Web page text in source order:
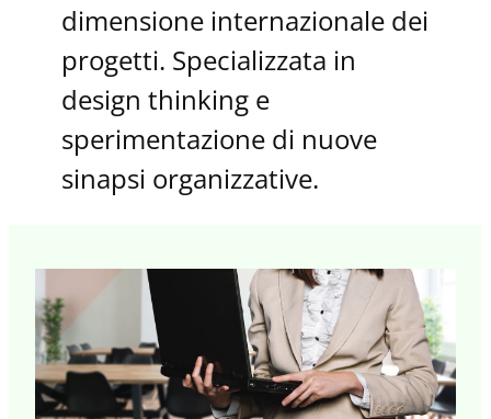
dimensione internazionale dei
progetti. Specializzata in
design thinking e
sperimentazione di nuove
sinapsi organizzative.